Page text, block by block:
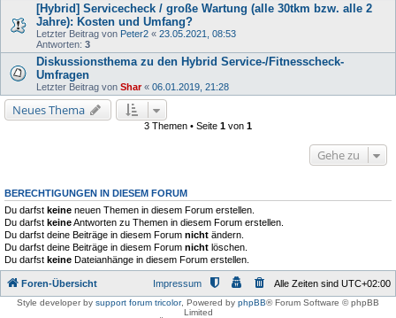
[Hybrid] Servicecheck / große Wartung (alle 30tkm bzw. alle 2
Jahre): Kosten und Umfang?
Letzter Beitrag von Peter2 « 23.05.2021, 08:53
Antworten: 3
Diskussionsthema zu den Hybrid Service-/Fitnesscheck-
Umfragen
Letzter Beitrag von Shar« 06.01.2019, 21:28
Neues Thema
3 Themen • Seite 1 von 1
Gehe zu
BERECHTIGUNGEN IN DIESEM FORUM
Du darfst keine neuen Themen in diesem Forum erstellen.
Du darfst keineAntworten zu Themen in diesem Forum erstellen.
Du darfst deine Beiträge in diesem Forum nicht ändern.
Du darfst deine Beiträge in diesem Forum nicht löschen.
Du darfst keine Dateianhänge in diesem Forum erstellen.
Foren-Übersicht Alle Zeiten sind UTC+02:00
Impressum
Style developer by support forum tricolor, Powered by phpBB® Forum Software © phpBB
Limited